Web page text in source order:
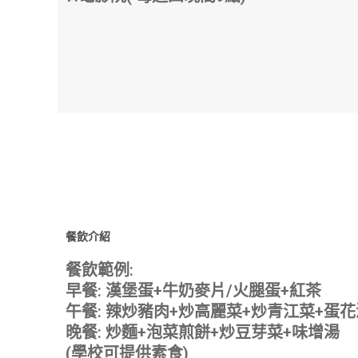
餐飲介紹
餐飲範例:
早餐: 漢堡蛋+牛奶麥片/火腿蛋+紅茶
午餐: 辣炒豬肉+炒高麗菜+炒青江菜+蛋
晚餐: 炒麵+泡菜煎餅+炒豆芽菜+味增湯
(學校可提供素食)